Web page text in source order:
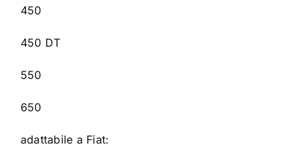
450
450 DT
550
650
adattabile a Fiat: